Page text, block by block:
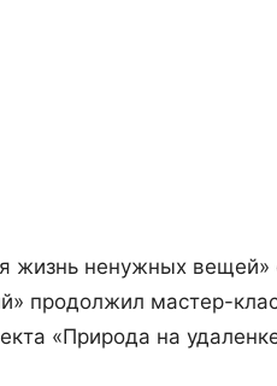
жизнь ненужных
продолжил мастер-
«Природа на